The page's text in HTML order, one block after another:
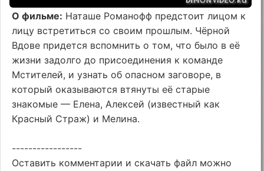
О фильме: Наташе Романофф предстоит лицом к
лицу встретиться со своим прошлым. Чёрной
Вдове придется вспомнить о том, что было в её
жизни задолго до присоединения к команде
Мстителей, и узнать об опасном заговоре, в
который оказываются втянуты её старые
знакомые — Елена, Алексей (известный как
Красный Страж) и Мелина.
-----------------
Оставить комментарии и скачать файл можно